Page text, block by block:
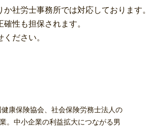
社労士事務所では対応しております。
性も担保されます。
ださい。
康保険協会、社会保険労務士法人の
。中小企業の利益拡大につながる男